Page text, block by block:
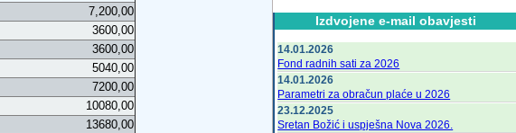
Izdvojene e-mail obavjesti
14.01.2026
Fond radnih sati za 2026
14.01.2026
Parametri za obračun plaće u 2026
23.12.2025
Sretan Božić i uspješna Nova 2026.
7,200,00
3600,00
3600,00
5040,00
7200,00
10080,00
13680,00